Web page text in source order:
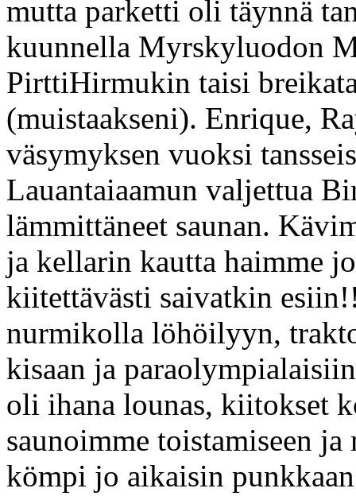
mutta parketti oli täynnä
kuunnella Myrskyluodon
PirttiHirmukin taisi
(muistaakseni). Enrique,
väsymyksen vuoksi
Lauantaiaamun valjettua
lämmittäneet saunan.
ja kellarin kautta haimme
kiitettävästi saivatkin
nurmikolla löhöilyyn,
kisaan ja
oli ihana lounas, kiitokset
saunoimme toistamiseen
kömpi jo aikaisin